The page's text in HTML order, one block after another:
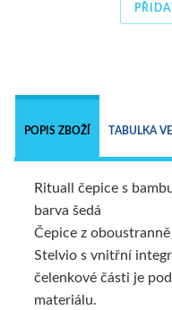
POPIS ZBOŽÍ TABULKA
Rituall čepice s
barva šedá
Čepice z
Stelvio s vnitřní
čelenkové části je
materiálu.